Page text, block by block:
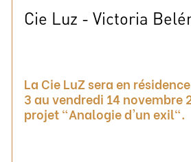
Cie Luz - Victoria
La Cie LuZ sera en
3 au vendredi 14 novembre
projet "Analogie d'un exil".